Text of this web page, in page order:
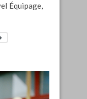
Équipage,